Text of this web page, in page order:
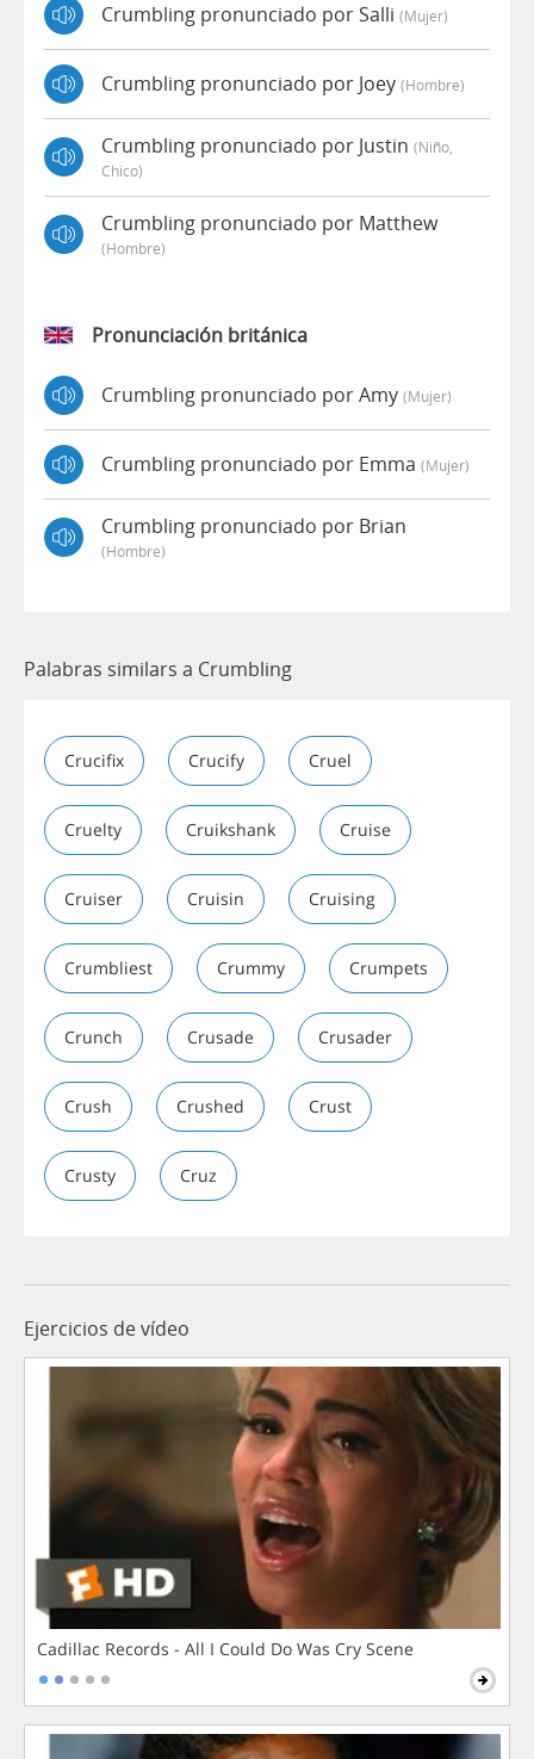
Crumbling pronunciado por Salli (mujer)
Crumbling pronunciado por Joey (hombre)
Crumbling pronunciado por Justin (niño,
Chico)
Crumbling pronunciado por Matthew
(hombre)
Pronunciación británica
Crumbling pronunciado por Amy (mujer)
Crumbling pronunciado por Emma (mujer)
Crumbling pronunciado por Brian
(hombre)
Palabras similars a Crumbling
Crucifix Crucify Cruel
Cruelty Cruikshank Cruise
Cruiser Cruisin Cruising
Crumbliest Crummy Crumpets
Crunch Crusade Crusader
Crush Crushed Crust
Crusty Cruz
Ejercicios de vídeo
Cadillac Records - All I Could Do Was Cry Scene